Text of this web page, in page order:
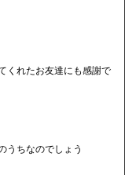
くれたお友達にも感謝で
うちなのでしょう